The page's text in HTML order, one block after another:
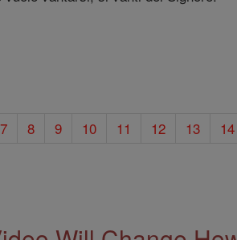
7 8 9 10 11 12 13 14